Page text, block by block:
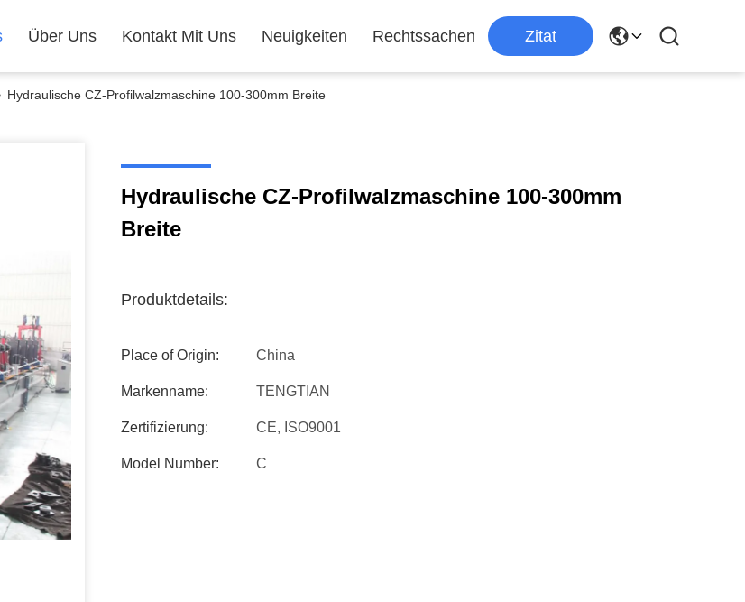
Über Uns Kontakt Mit Uns Neuigkeiten Rechtssachen Zitat
Hydraulische CZ-Profilwalzmaschine 100-300mm Breite
Hydraulische CZ-Profilwalzmaschine 100-300mm
Breite
Produktdetails:
Place of Origin: China
Markenname: TENGTIAN
Zertifizierung: CE, ISO9001
Model Number: C